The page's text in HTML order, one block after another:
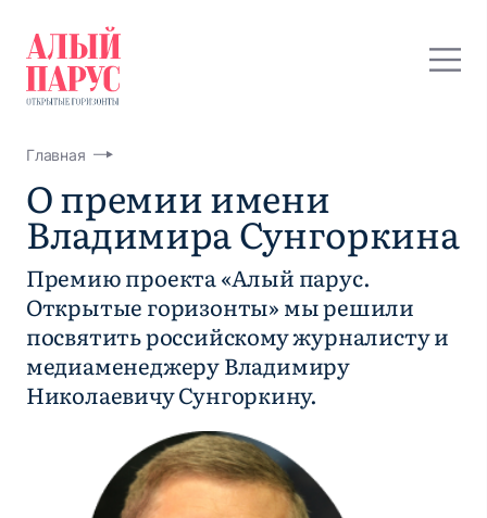
Главная
О премии имени
Владимира Сунгоркина
Премию проекта «Алый парус.
Открытые горизонты» мы решили
посвятить российскому журналисту и
медиаменеджеру Владимиру
Николаевичу Сунгоркину.